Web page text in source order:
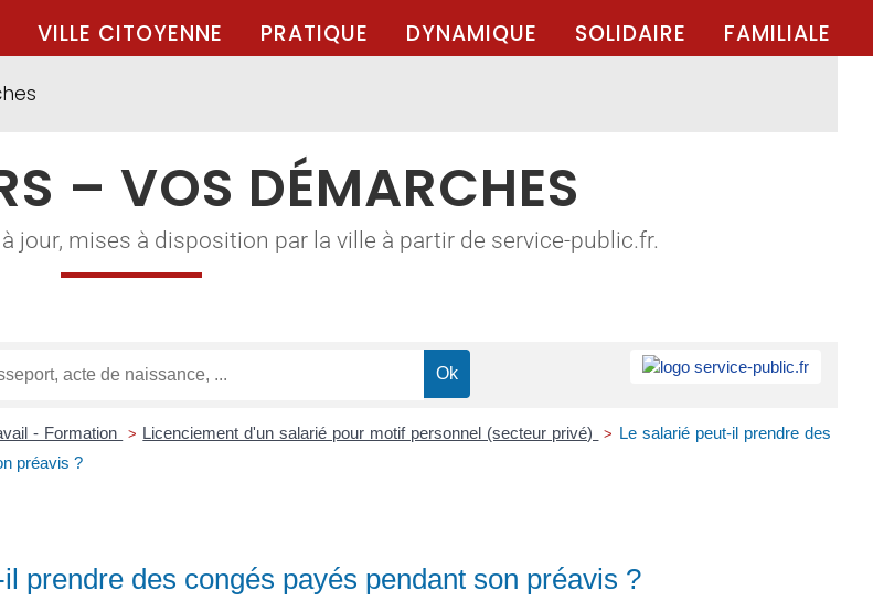
VILLE CITOYENNE PRATIQUE DYNAMIQUE SOLIDAIRE FAMILIALE
– VOS DÉMARCHES
jour, mises à disposition par la ville à partir de service-public.fr.
- Formation > Licenciement d'un salarié pour motif personnel (secteur privé) > Le salarié peut-il prendre des
préavis ?
prendre des congés payés pendant son préavis ?